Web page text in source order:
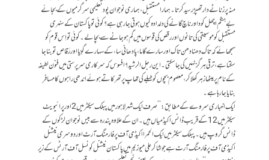
منہ پر زناٹے دار تھپڑ رسید کرتا۔ ہمارامستقبل، ہماری نوجوان پود تعلیمی سرگرمیوں کے بجائے
بےہنگم اچھل کود اور ناچ گانے کی دلدادہ کیوں ہوتی جا رہی ہے؟ کوئی تو پاکستان کے سنہری
مستقبل کو موسیقی کی تانوں اور رقص کی قوسوں میں گم ہوجانے سے بچا لے۔ کوئی تو اِس قوم کو
سمجھائے کہ تاک دھنادھن تاک اور سارے گاما، پا دھا نی سا، کے سہارے گوِیّا اور رَقاص تو بنا جا
سکتا ہے، ترقی ہرگز نہیں کی جاسکتی۔ این رجل الرشید؟ افسوس کہ سرکاری سرپرستی میں فنون لطیفہ
کے نام پر میٹھا زہر کھلا کر، معصوم بچوں کوطبلے کی تھاپ پر تھرکاتے ہوئے اندھی راہوں کا مسافر
بنایا جا رہا ہے۔
ایک اخباری سروے کے مطابق: ’’صرف ایک شہر لاہور میں پبلک سیکٹر میں 2 اور پرائیویٹ
سیکٹر میں 12 کے قریب ڈانس اکیڈمیاں ہیں۔ ان کے علاوہ پندرہ سے بیس نوجوان لڑکوں کے
ڈانس گروپ ہیں۔ پبلک سیکٹر میں ایک الحمرا اکیڈمی آف پرفارمنگ آرٹ اور دوسری نیشنل
اکیڈمی آف پرفارمنگ آرٹ ہے جو شاکر علی میوزیم میں پاکستان نیشنل کونسل آف آرٹس کے زیر